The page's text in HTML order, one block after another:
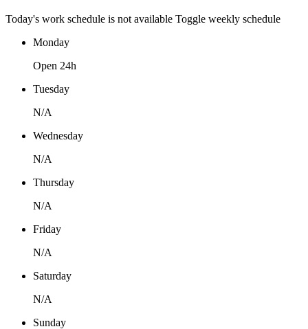
Today's work schedule is not available Toggle weekly schedule
Monday
Open 24h
Tuesday
N/A
Wednesday
N/A
Thursday
N/A
Friday
N/A
Saturday
N/A
Sunday